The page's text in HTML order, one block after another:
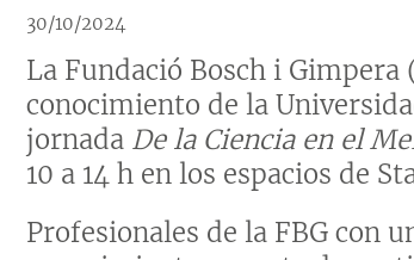
30/10/2024
La Fundació Bosch i
conocimiento de la
jornada De la Ciencia en el
10 a 14 h en los espacios de
Profesionales de la FBG con